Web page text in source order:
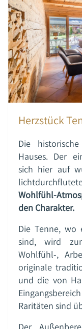
Herzstück
Die historische
Hauses. Der
sich hier auf
Wohlfühl-
den Charakter.
Die Tenne, wo
sind, wird
Wohlfühl-,
originale
und die von
Raritäten sind
Der